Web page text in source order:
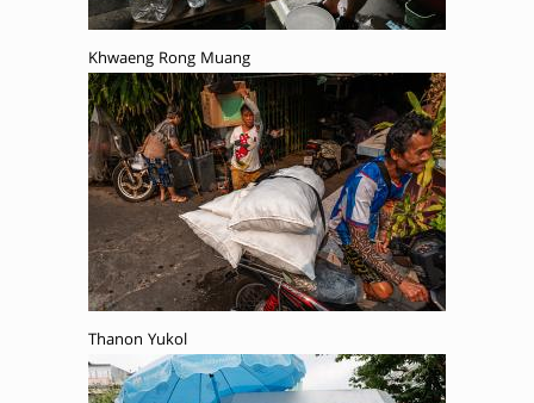
Khwaeng Rong Muang
Thanon Yukol